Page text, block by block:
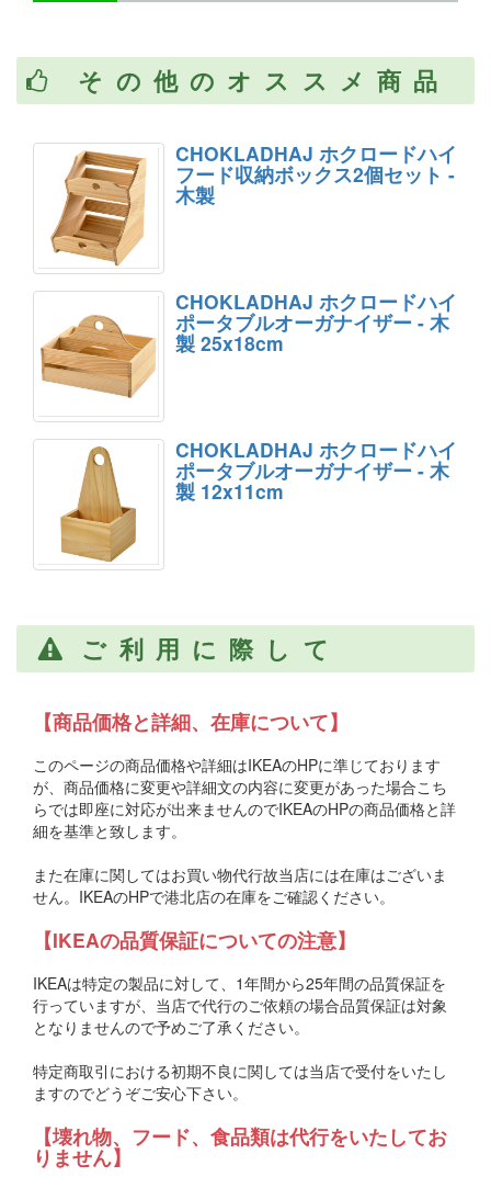
その他のオススメ商品
CHOKLADHAJ ホクロードハイ
フード収納ボックス2個セット -
木製
CHOKLADHAJ ホクロードハイ
ポータブルオーガナイザー - 木
製 25x18cm
CHOKLADHAJ ホクロードハイ
ポータブルオーガナイザー - 木
製 12x11cm
ご利用に際して
【商品価格と詳細、在庫について】
このページの商品価格や詳細はIKEAのHPに準じております
が、商品価格に変更や詳細文の内容に変更があった場合こち
らでは即座に対応が出来ませんのでIKEAのHPの商品価格と詳
細を基準と致します。
また在庫に関してはお買い物代行故当店には在庫はございま
せん。IKEAのHPで港北店の在庫をご確認ください。
【IKEAの品質保証についての注意】
IKEAは特定の製品に対して、1年間から25年間の品質保証を
行っていますが、当店で代行のご依頼の場合品質保証は対象
となりませんので予めご了承ください。
特定商取引における初期不良に関しては当店で受付をいたし
ますのでどうぞご安心下さい。
【壊れ物、フード、食品類は代行をいたしてお
りません】